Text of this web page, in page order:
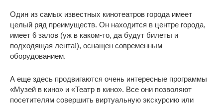
Один из самых известных кинотеатров города имеет
целый ряд преимуществ. Он находится в центре города,
имеет 6 залов (уж в каком-то, да будут билеты и
подходящая лента!), оснащен современным
оборудованием.
А еще здесь продвигаются очень интересные программы
«Музей в кино» и «Театр в кино». Все они позволяют
посетителям совершить виртуальную экскурсию или